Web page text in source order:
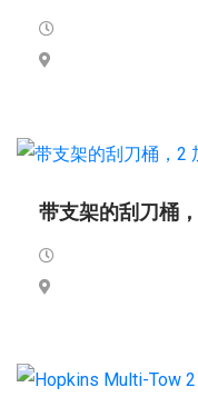
带支架的刮刀桶